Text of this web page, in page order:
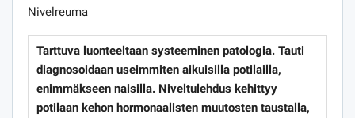
Nivelreuma
Tarttuva luonteeltaan systeeminen patologia. Tauti
diagnosoidaan useimmiten aikuisilla potilailla,
enimmäkseen naisilla. Niveltulehdus kehittyy
potilaan kehon hormonaalisten muutosten taustalla,